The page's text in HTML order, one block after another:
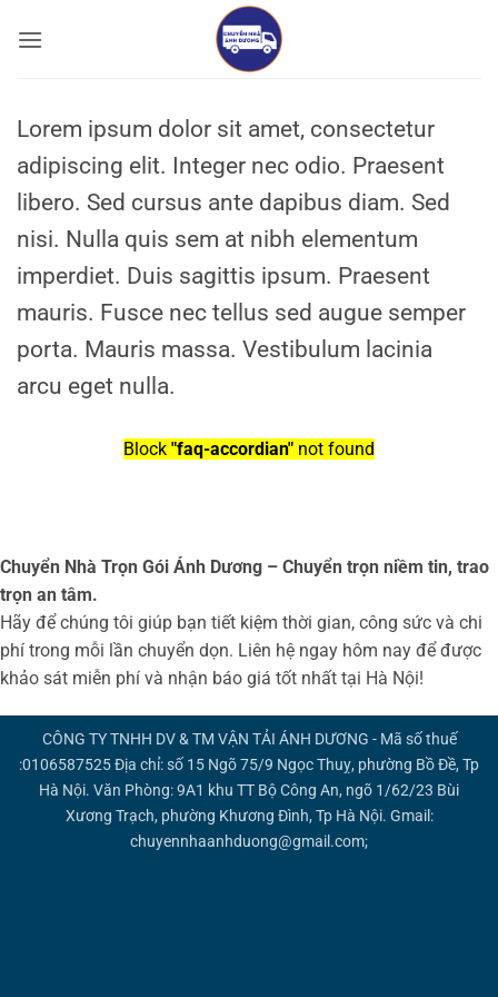
qua
Lorem ipsum dolor sit amet, consectetur
adipiscing elit. Integer nec odio. Praesent
libero. Sed cursus ante dapibus diam. Sed
nisi. Nulla quis sem at nibh elementum
imperdiet. Duis sagittis ipsum. Praesent
mauris. Fusce nec tellus sed augue semper
porta. Mauris massa. Vestibulum lacinia
arcu eget nulla.
Block "faq-accordian" not found
Chuyển Nhà Trọn Gói Ánh Dương – Chuyển trọn niềm tin, trao
trọn an tâm.
Hãy để chúng tôi giúp bạn tiết kiệm thời gian, công sức và chi
phí trong mỗi lần chuyển dọn. Liên hệ ngay hôm nay để được
khảo sát miễn phí và nhận báo giá tốt nhất tại Hà Nội!
CÔNG TY TNHH DV & TM VẬN TẢI ÁNH DƯƠNG - Mã số thuế
:0106587525 Địa chỉ: số 15 Ngõ 75/9 Ngọc Thuỵ, phường Bồ Đề, Tp
Hà Nội. Văn Phòng: 9A1 khu TT Bộ Công An, ngõ 1/62/23 Bùi
Xương Trạch, phường Khương Đình, Tp Hà Nội. Gmail:
chuyennhaanhduong@gmail.com;